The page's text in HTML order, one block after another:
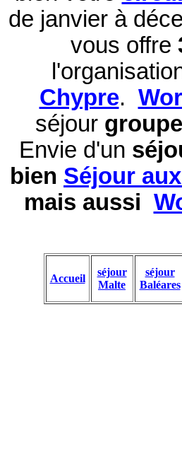
de janvier à
vous offre
Chypre.
séjour
Envie d'un
bien Séjour
mais aussi
Accueil
séjour
Malte
séjour
Baléares